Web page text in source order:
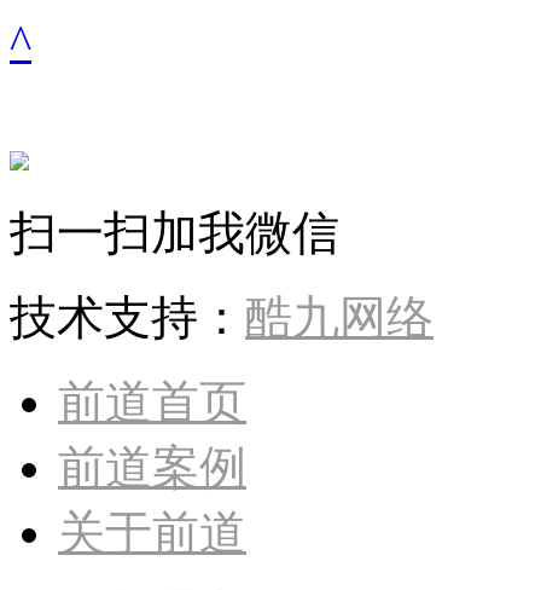
^
扫一扫加我微信
技术支持： 酷九网络
前道首页
前道案例
关于前道